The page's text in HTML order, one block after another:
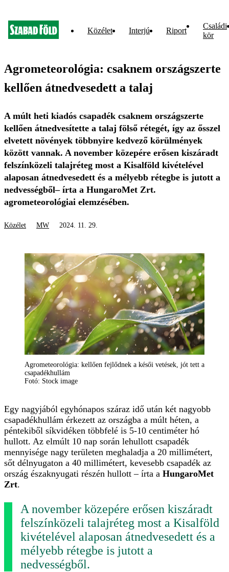
Közélet Interjú Riport
Családi
kör
Agrometeorológia: csaknem országszerte
kellően átnedvesedett a talaj
A múlt heti kiadós csapadék csaknem országszerte
kellően átnedvesítette a talaj fölső rétegét, így az ősszel
elvetett növények többnyire kedvező körülmények
között vannak. A november közepére erősen kiszáradt
felszínközeli talajréteg most a Kisalföld kivételével
alaposan átnedvesedett és a mélyebb rétegbe is jutott a
nedvességből– írta a HungaroMet Zrt.
agrometeorológiai elemzésében.
Közélet MW 2024. 11. 29.
Agrometeorológia: kellően fejlődnek a késői vetések, jót tett a
csapadékhullám
Fotó: Stock image
Egy nagyjából egyhónapos száraz idő után két nagyobb
csapadékhullám érkezett az országba a múlt héten, a
péntekiből síkvidéken többfelé is 5-10 centiméter hó
hullott. Az elmúlt 10 nap során lehullott csapadék
mennyisége nagy területen meghaladja a 20 millimétert,
sőt délnyugaton a 40 millimétert, kevesebb csapadék az
ország északnyugati részén hullott – írta a HungaroMet
Zrt.
A november közepére erősen kiszáradt
felszínközeli talajréteg most a Kisalföld
kivételével alaposan átnedvesedett és a
mélyebb rétegbe is jutott a
nedvességből.